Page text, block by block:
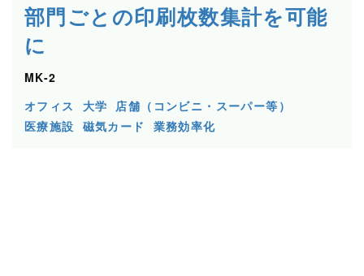
部門ごとの印刷枚数集計を可能
に
MK-2
オフィス
大学
店舗（コンビニ・スーパー等）
医療施設 磁気カード 業務効率化